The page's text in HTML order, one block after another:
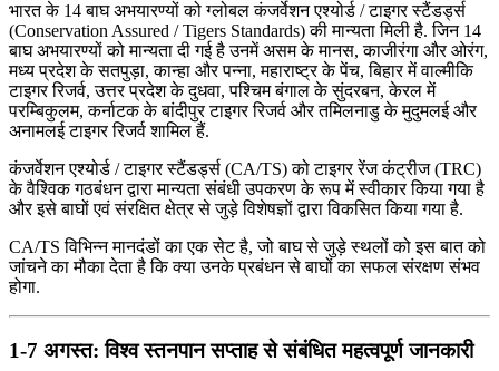
भारत के 14 बाघ अभयारण्यों को ग्लोबल कंजर्वेशन एश्योर्ड / टाइगर स्टैंडर्ड्स
(Conservation Assured / Tigers Standards) की मान्यता मिली है. जिन 14
बाघ अभयारण्यों को मान्यता दी गई है उनमें असम के मानस, काजीरंगा और ओरंग,
मध्य प्रदेश के सतपुड़ा, कान्हा और पन्ना, महाराष्ट्र के पेंच, बिहार में वाल्मीकि
टाइगर रिजर्व, उत्तर प्रदेश के दुधवा, पश्चिम बंगाल के सुंदरबन, केरल में
परम्बिकुलम, कर्नाटक के बांदीपुर टाइगर रिजर्व और तमिलनाडु के मुदुमलई और
अनामलई टाइगर रिजर्व शामिल हैं.
कंजर्वेशन एश्योर्ड / टाइगर स्टैंडर्ड्स (CA/TS) को टाइगर रेंज कंट्रीज (TRC)
के वैश्विक गठबंधन द्वारा मान्यता संबंधी उपकरण के रूप में स्वीकार किया गया है
और इसे बाघों एवं संरक्षित क्षेत्र से जुड़े विशेषज्ञों द्वारा विकसित किया गया है.
CA/TS विभिन्न मानदंडों का एक सेट है, जो बाघ से जुड़े स्थलों को इस बात को
जांचने का मौका देता है कि क्या उनके प्रबंधन से बाघों का सफल संरक्षण संभव
होगा.
1-7 अगस्त: विश्व स्तनपान सप्ताह से संबंधित महत्वपूर्ण जानकारी